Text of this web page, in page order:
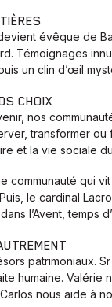
évêque de
Témoignages
un clin d’œil
CHOIX
nos
transformer ou
et la vie sociale
communauté qui
le cardinal
l’Avent, temps
patrimoniaux.
humaine. Valérie
nous aide à